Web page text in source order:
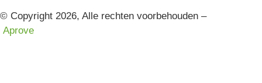
© Copyright 2026, Alle rechten voorbehouden –
Aprove